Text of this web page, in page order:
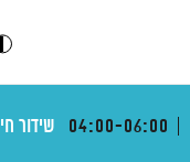
04:00-06:00 שידור חי